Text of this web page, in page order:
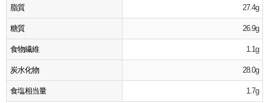
脂質 27.4g
糖質 26.9g
食物繊維 1.1g
炭水化物 28.0g
食塩相当量 1.7g